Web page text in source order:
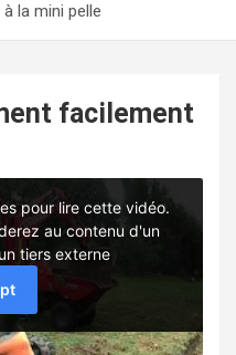
la mini pelle
facilement